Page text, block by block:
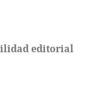
editorial